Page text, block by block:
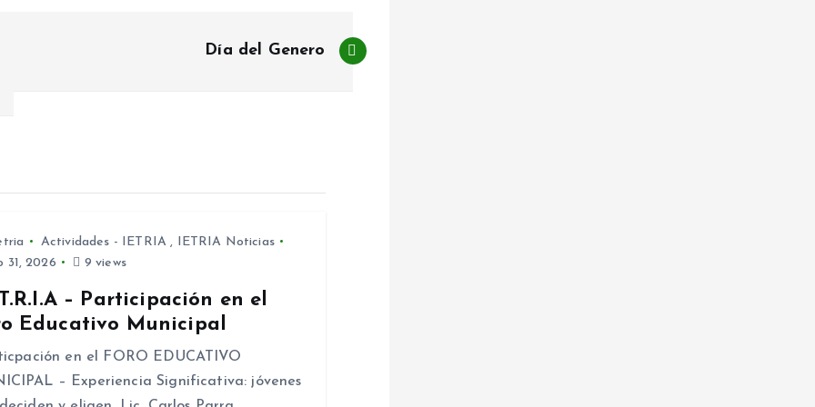
Día del Genero
Actividades - IETRIA ,
IETRIA Noticias
31, 2026
9 views
– Participación en el
Educativo Municipal
en el FORO EDUCATIVO
– Experiencia Significativa: jóvenes